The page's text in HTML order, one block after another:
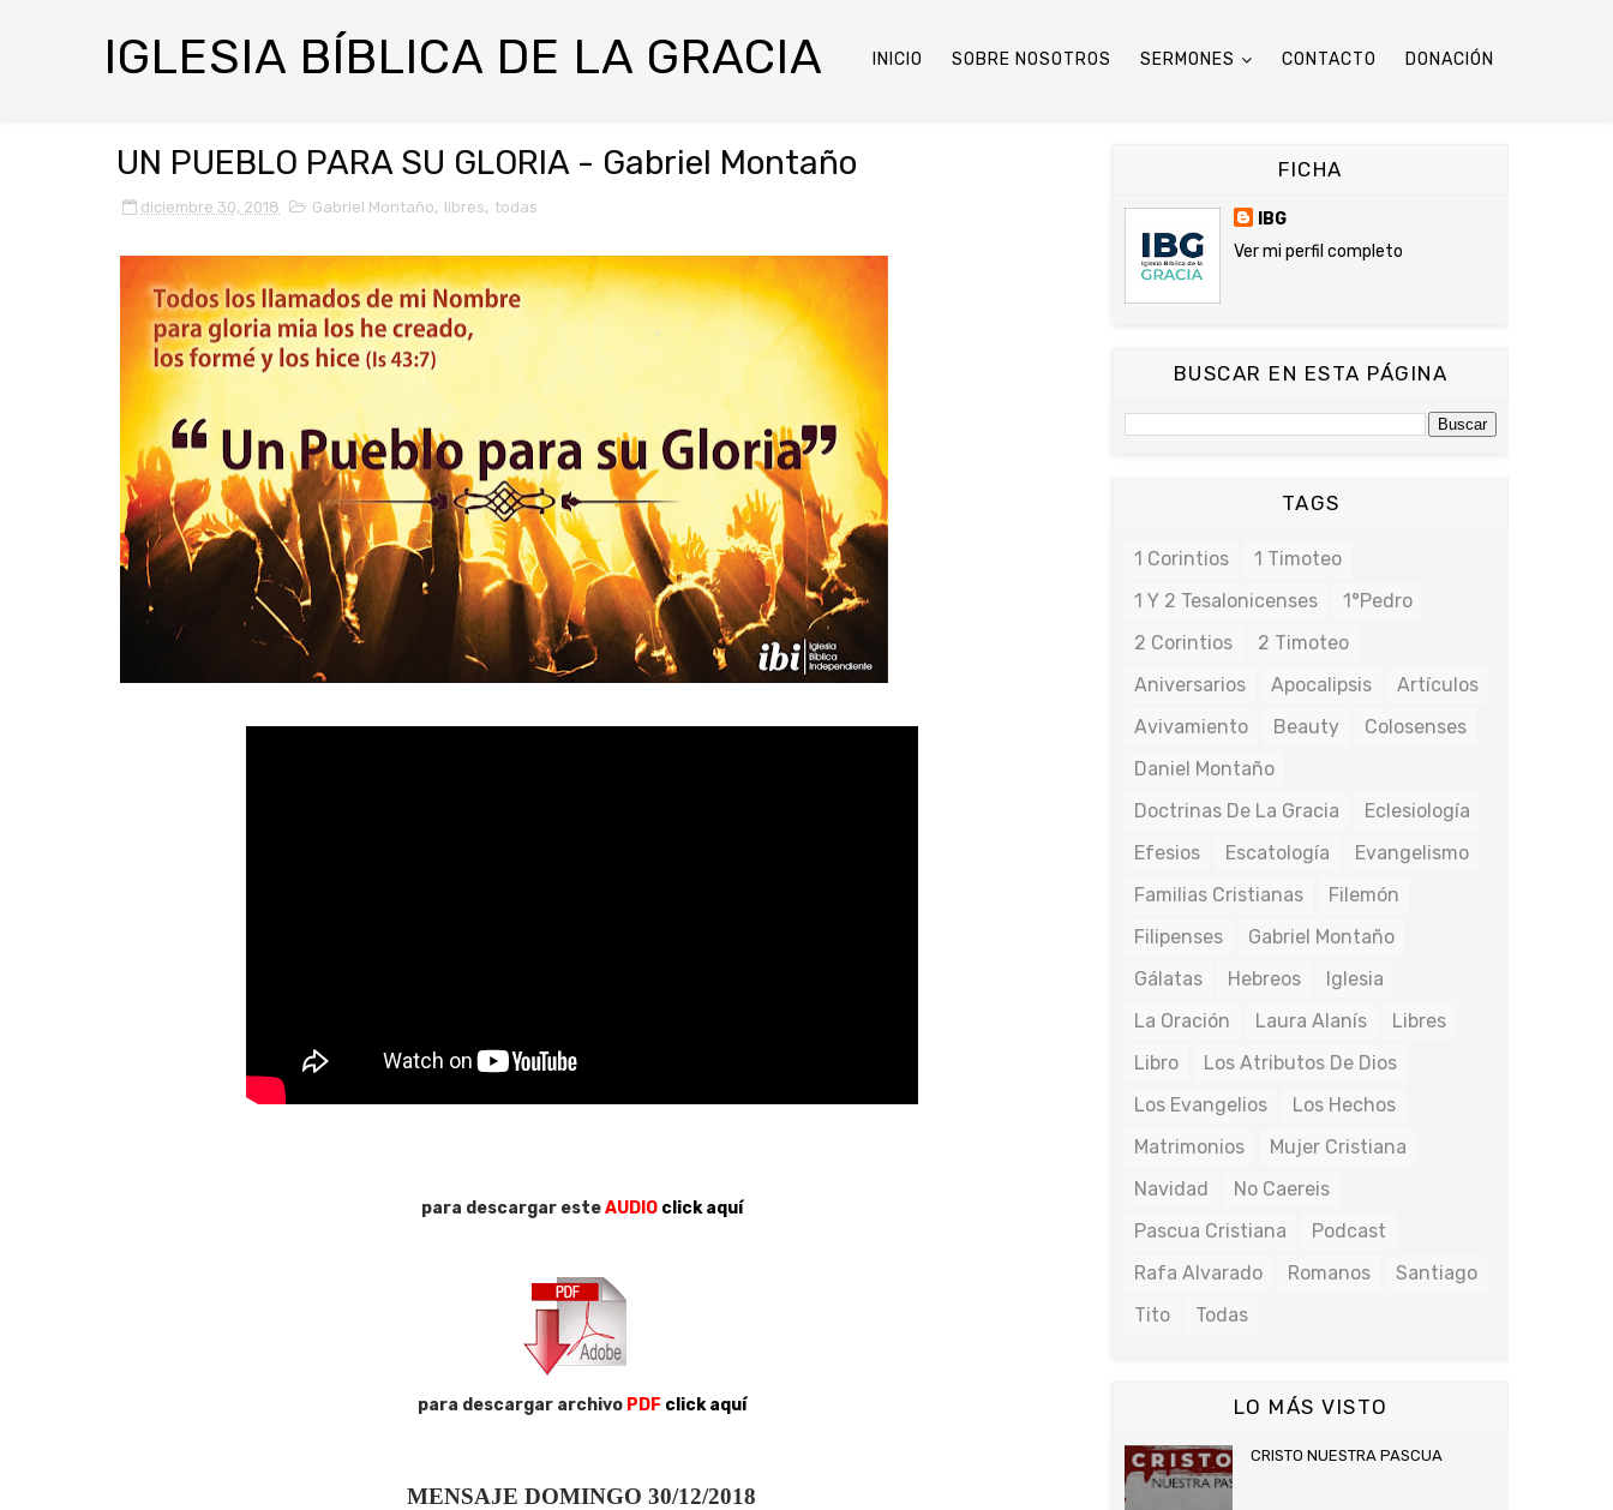
IGLESIA BÍBLICA DE LA GRACIA INICIO SOBRE NOSOTROS SERMONES CONTACTO DONACIÓN
UN PUEBLO PARA SU GLORIA - Gabriel Montaño
diciembre 30, 2018 Gabriel Montaño, libres, todas
para descargar esteAUDIO click aquí
para descargar archivo PDF click aquí
MENSAJE DOMINGO 30/12/2018
FICHA
IBG
Ver mi perfil completo
BUSCAR EN ESTA PÁGINA
TAGS
1 Corintios
1 Timoteo
1 Y 2 Tesalonicenses
1°Pedro
2 Corintios
2 Timoteo
Aniversarios
Apocalipsis
Artículos
Avivamiento
Beauty
Colosenses
Daniel Montaño
Doctrinas De La Gracia
Eclesiología
Efesios
Escatología
Evangelismo
Familias Cristianas
Filemón
Filipenses
Gabriel Montaño
Gálatas
Hebreos
Iglesia
La Oración
Laura Alanís
Libres
Libro
Los Atributos De Dios
Los Evangelios
Los Hechos
Matrimonios
Mujer Cristiana
Navidad
No Caereis
Pascua Cristiana
Podcast
Rafa Alvarado
Romanos
Santiago
Tito
Todas
LO MÁS VISTO
CRISTO NUESTRA PASCUA